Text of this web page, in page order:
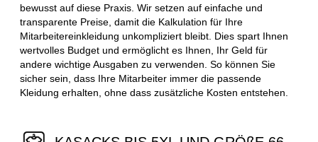
bewusst auf diese Praxis. Wir setzen auf einfache und
transparente Preise, damit die Kalkulation für Ihre
Mitarbeitereinkleidung unkompliziert bleibt. Dies spart Ihnen
wertvolles Budget und ermöglicht es Ihnen, Ihr Geld für
andere wichtige Ausgaben zu verwenden. So können Sie
sicher sein, dass Ihre Mitarbeiter immer die passende
Kleidung erhalten, ohne dass zusätzliche Kosten entstehen.